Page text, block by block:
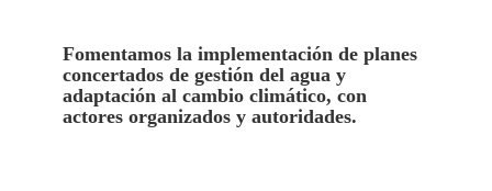
Fomentamos la implementación de planes
concertados de gestión del agua y
adaptación al cambio climático, con
actores organizados y autoridades.